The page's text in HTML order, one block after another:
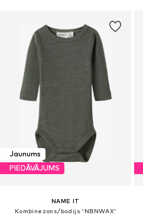
Jaunums
PIEDĀVĀJUMS
NAME IT
Kombinezons/bodijs 'NBNWAX'